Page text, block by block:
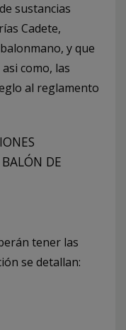
sustancias
Cadete,
y que
como, las
al reglamento
DE
tener las
se detallan: